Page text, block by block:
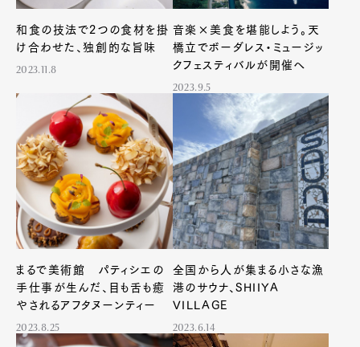
和食の技法で2つの食材を掛
け合わせた、独創的な旨味
2023.11.8
音楽×美食を堪能しよう。天
橋立でボーダレス・ミュージッ
クフェスティバルが開催へ
2023.9.5
まるで美術館 パティシエの
⼿仕事が生んだ、目も舌も癒
やされるアフタヌーンティー
2023.8.25
全国から人が集まる小さな漁
港のサウナ、SHIIYA
VILLAGE
2023.6.14